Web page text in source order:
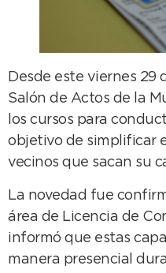
Desde este viernes 29
Salón de Actos de la
los cursos para
objetivo de simplificar
vecinos que sacan su
La novedad fue
área de Licencia de
informó que estas
manera presencial